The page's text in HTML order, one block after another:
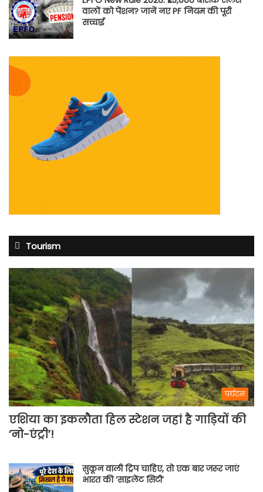
वालों को पेंशन? जानें नए PF नियम की पूरी
सच्चाई
Tourism
पर्यटन
एशिया का इकलौता हिल स्टेशन जहां है गाड़ियों की
‘नो-एंट्री’!
सुकून वाली ट्रिप चाहिए, तो एक बार जरूर जाएं
भारत की ‘साइलेंट सिटी’